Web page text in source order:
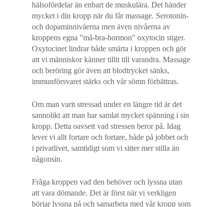
hälsofördelar än enbart de muskulära. Det händer
mycket i din kropp när du får massage. Serotonin-
och dopaminnivåerna men även nivåerna av
kroppens egna ”må-bra-hormon” oxytocin stiger.
Oxytocinet lindrar både smärta i kroppen och gör
att vi människor känner tillit till varandra. Massage
och beröring gör även att blodtrycket sänks,
immunförsvaret stärks och vår sömn förbättras. ​
Om man varit stressad under en längre tid är det
sannolikt att man har samlat mycket spänning i sin
kropp. Detta oavsett vad stressen beror på. Idag
lever vi allt fortare och fortare, både på jobbet och
i privatlivet, samtidigt som vi sitter mer stilla än
någonsin.
Fråga kroppen vad den behöver och lyssna utan
att vara dömande. Det är först när vi verkligen
börjar lyssna på och samarbeta med vår kropp som